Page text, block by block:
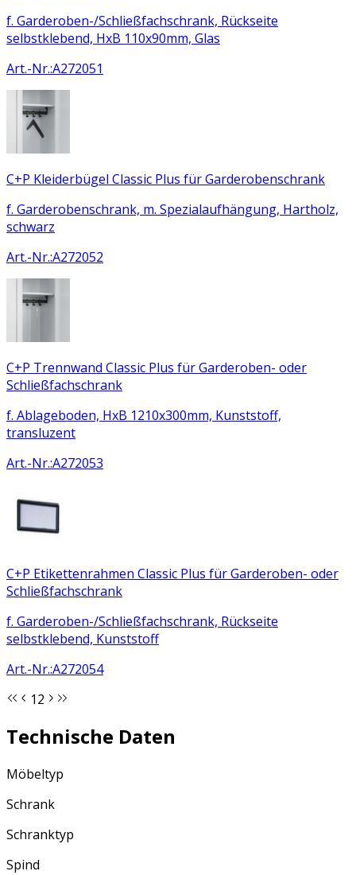
f. Garderoben-/Schließfachschrank, Rückseite
selbstklebend, HxB 110x90mm, Glas
Art.-Nr.:A272051
C+P Kleiderbügel Classic Plus für Garderobenschrank
f. Garderobenschrank, m. Spezialaufhängung, Hartholz,
schwarz
Art.-Nr.:A272052
C+P Trennwand Classic Plus für Garderoben- oder
Schließfachschrank
f. Ablageboden, HxB 1210x300mm, Kunststoff,
transluzent
Art.-Nr.:A272053
C+P Etikettenrahmen Classic Plus für Garderoben- oder
Schließfachschrank
f. Garderoben-/Schließfachschrank, Rückseite
selbstklebend, Kunststoff
Art.-Nr.:A272054
12
Technische Daten
Möbeltyp
Schrank
Schranktyp
Spind